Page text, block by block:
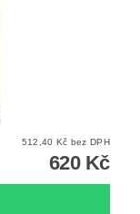
512,40 Kč bez DPH
620 Kč